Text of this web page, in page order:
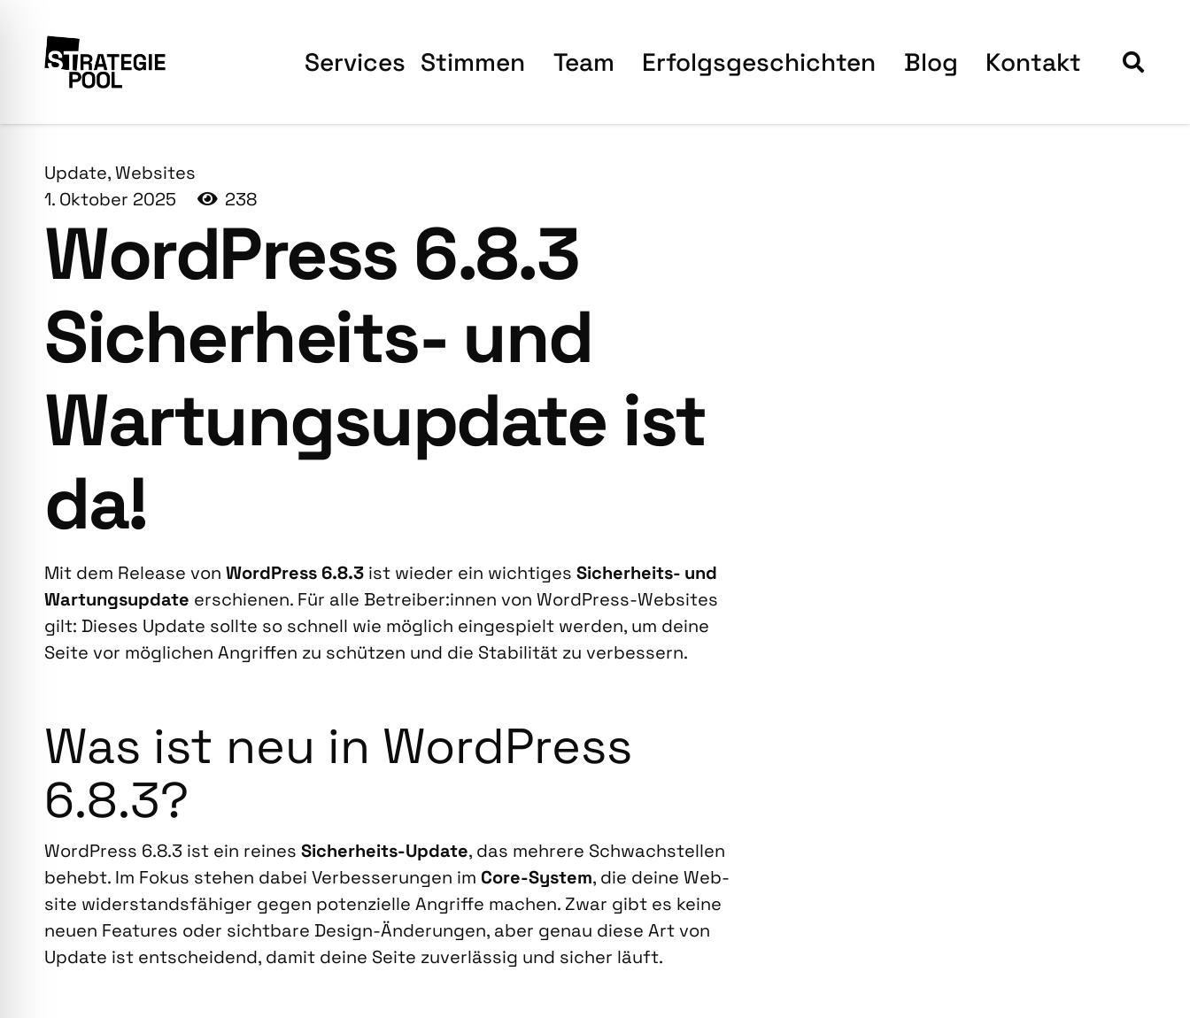
Ser­vices Stim­men Team Erfolgs­ge­schich­ten Blog Kon­takt
Update,Websites
1. Oktober 2025
238
Word­Press 6.8.3
Sicher­heits- und
War­tung­s­up­date ist
da!
Mit dem Release von Word­Press 6.8.3 ist wie­der ein wich­ti­ges Sicher­heits- und
War­tung­s­up­date erschie­nen. Für alle Betreiber:innen von Word­Press-Web­sites
gilt: Die­ses Update soll­te so schnell wie mög­lich ein­ge­spielt wer­den, um dei­ne
Sei­te vor mög­li­chen Angrif­fen zu schüt­zen und die Sta­bi­li­tät zu ver­bes­sern.
Was ist neu in Word­Press
6.8.3?
Word­Press 6.8.3 ist ein rei­nes Sicher­heits-Update, das meh­re­re Schwach­stel­len
behebt. Im Fokus ste­hen dabei Ver­bes­se­run­gen im Core-Sys­tem, die dei­ne Web­
site wider­stands­fä­hi­ger gegen poten­zi­el­le Angrif­fe machen. Zwar gibt es kei­ne
neu­en Fea­tures oder sicht­ba­re Design-Ände­run­gen, aber genau die­se Art von
Update ist ent­schei­dend, damit dei­ne Sei­te zuver­läs­sig und sicher läuft.